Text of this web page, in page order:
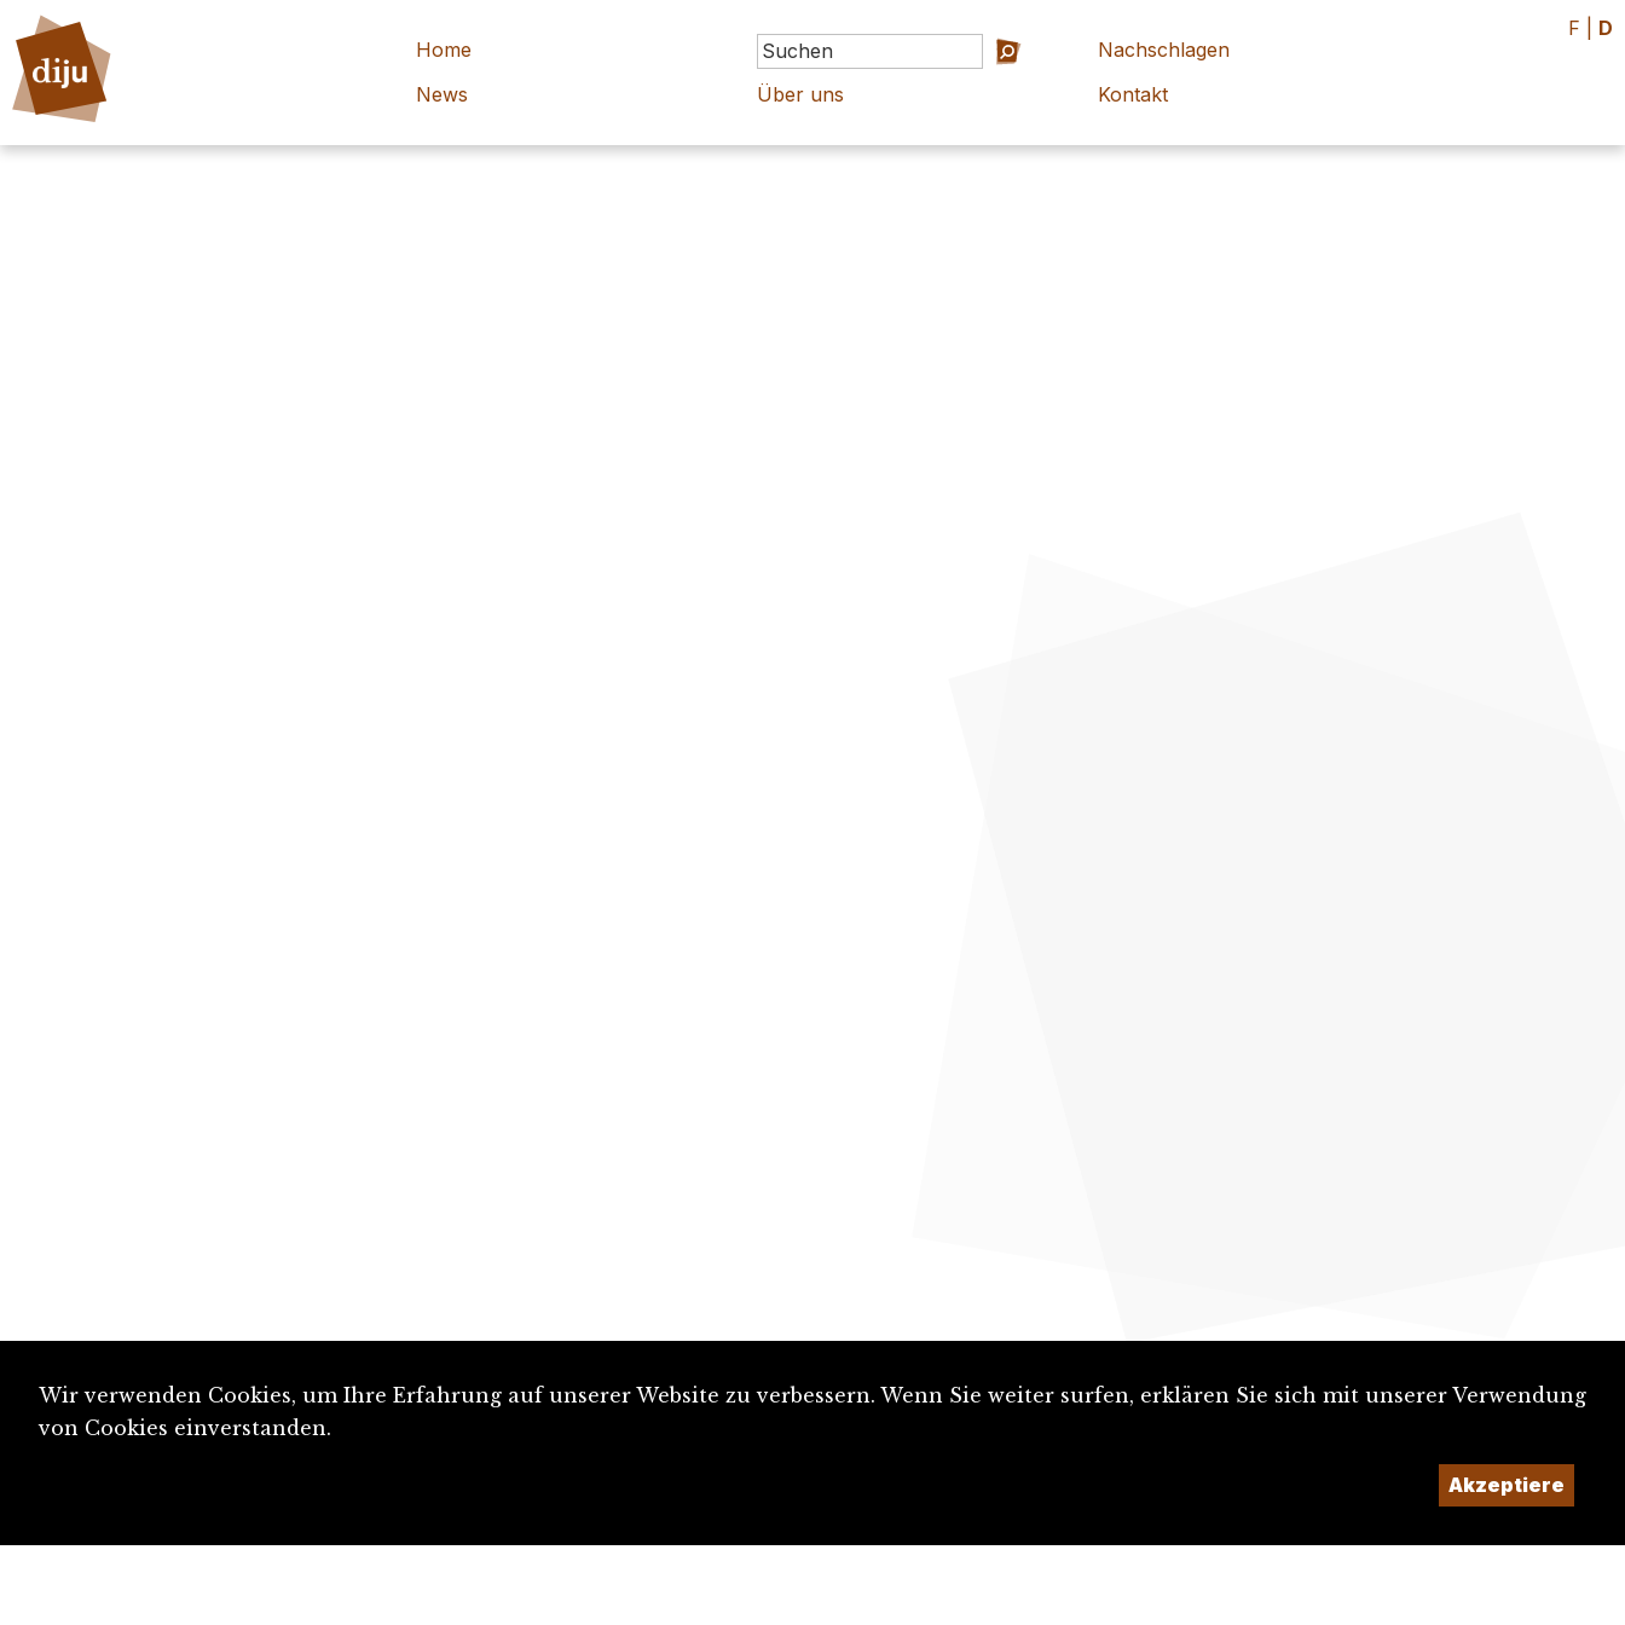
Home
Nachschlagen
News
Über uns Kontakt
F D
Wir verwenden Cookies, um Ihre Erfahrung auf unserer Website zu verbessern. Wenn Sie weiter surfen, erklären Sie sich mit unserer Verwendung
von Cookies einverstanden.
Akzeptiere